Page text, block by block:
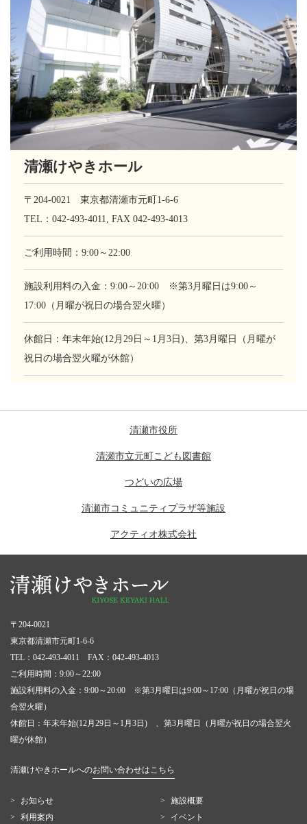
清瀬けやきホール
〒204-0021 東京都清瀬市元町1-6-6
TEL：042-493-4011, FAX 042-493-4013
ご利用時間：9:00～22:00
施設利用料の入金：9:00～20:00 ※第3月曜日は9:00～
17:00（月曜が祝日の場合翌火曜）
休館日：年末年始(12月29日～1月3日)、第3月曜日（月曜が
祝日の場合翌火曜が休館）
清瀬市役所
清瀬市立元町こども図書館
つどいの広場
清瀬市コミュニティプラザ等施設
アクティオ株式会社
〒204-0021
東京都清瀬市元町1-6-6
TEL：042-493-4011 FAX：042-493-4013
ご利用時間：9:00～22:00
施設利用料の入金：9:00～20:00 ※第3月曜日は9:00～17:00（月曜が祝日の場
合翌火曜）
休館日：年末年始(12月29日～1月3日) 、第3月曜日（月曜が祝日の場合翌火
曜が休館）
清瀬けやきホールへのお問い合わせはこちら
お知らせ
施設概要
利用案内
イベント